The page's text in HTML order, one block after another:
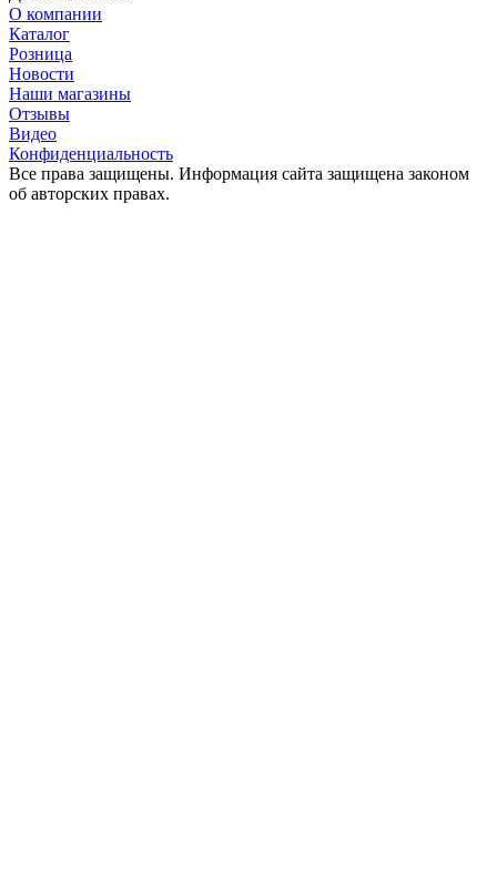
О компании
Каталог
Розница
Новости
Наши магазины
Отзывы
Видео
Конфиденциальность
Все права защищены. Информация сайта защищена законом
об авторских правах.